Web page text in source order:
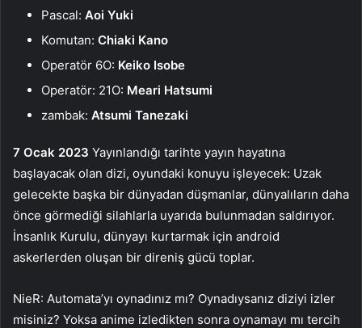
Pascal: Aoi Yuki
Komutan: Chiaki Kano
Operatör 6O: Keiko Isobe
Operatör: 21O: Meari Hatsumi
zambak: Atsumi Tanezaki
7 Ocak 2023 Yayınlandığı tarihte yayın hayatına
başlayacak olan dizi, oyundaki konuyu işleyecek: Uzak
gelecekte başka bir dünyadan düşmanlar, dünyalıların daha
önce görmediği silahlarla uyarıda bulunmadan saldırıyor.
İnsanlık Kurulu, dünyayı kurtarmak için android
askerlerden oluşan bir direniş gücü toplar.
NieR: Automata’yı oynadınız mı? Oynadıysanız diziyi izler
misiniz? Yoksa anime izledikten sonra oynamayı mı tercih